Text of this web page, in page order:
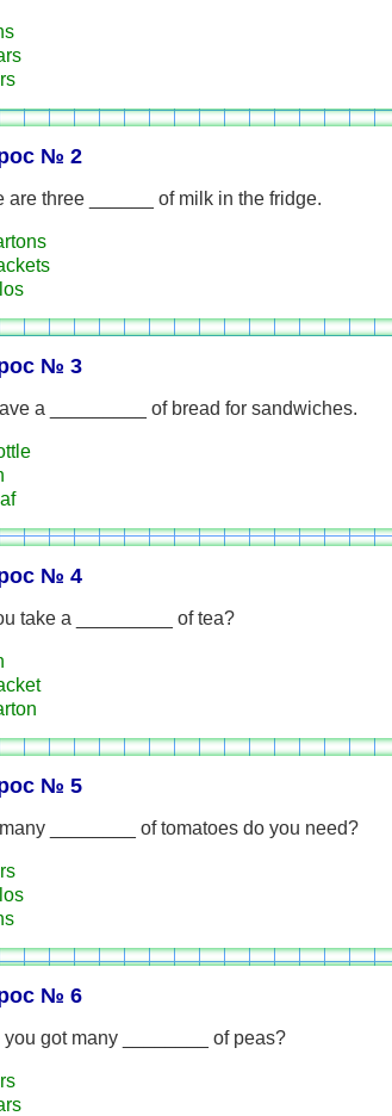
№ 2
are three ______ of milk in the fridge.
№ 3
a _________ of bread for sandwiches.
№ 4
take a _________ of tea?
№ 5
________ of tomatoes do you need?
№ 6
you got many ________ of peas?